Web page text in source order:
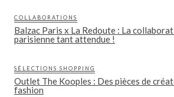
COLLABORATIONS
Balzac Paris x La Redoute : La
parisienne tant attendue !
SÉLECTIONS SHOPPING
Outlet The Kooples : Des pièces de
fashion